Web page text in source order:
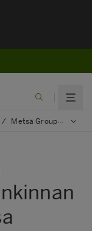
/ Metsä Group ostaa Harvestian puunhankinnan Kaakkois-Suomessa